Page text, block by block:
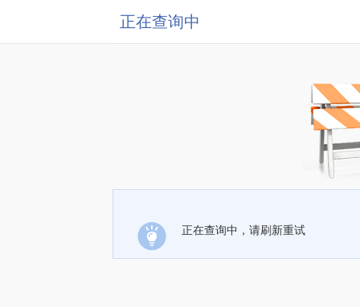
正在查询中
正在查询中，请刷新重试